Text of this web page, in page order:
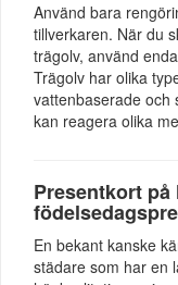
Använd bara
tillverkaren. När du
trägolv, använd
Trägolv har olika
vattenbaserade och
kan reagera olika
Presentkort
En bekant kanske
städare som har en